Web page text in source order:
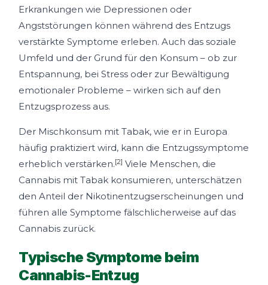
Erkrankungen wie Depressionen oder
Angststörungen können während des Entzugs
verstärkte Symptome erleben. Auch das soziale
Umfeld und der Grund für den Konsum – ob zur
Entspannung, bei Stress oder zur Bewältigung
emotionaler Probleme – wirken sich auf den
Entzugsprozess aus.
Der Mischkonsum mit Tabak, wie er in Europa
häufig praktiziert wird, kann die Entzugssymptome
erheblich verstärken.[2] Viele Menschen, die
Cannabis mit Tabak konsumieren, unterschätzen
den Anteil der Nikotinentzugserscheinungen und
führen alle Symptome fälschlicherweise auf das
Cannabis zurück.
Typische Symptome beim
Cannabis-Entzug